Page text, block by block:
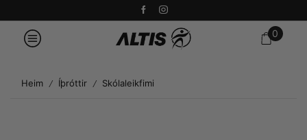
0
Heim / Íþróttir / Skólaleikfimi